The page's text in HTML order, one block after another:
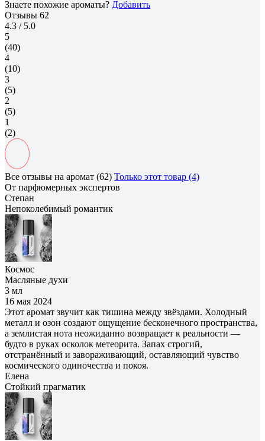
Знаете похожие ароматы? Добавить
Отзывы 62
4.3 / 5.0
5
(40)
4
(10)
3
(5)
2
(5)
1
(2)
Все отзывы на аромат (62) Только этот товар (4)
От парфюмерных экспертов
Степан
Непоколебимый романтик
Космос
Масляные духи
3 мл
16 мая 2024
Этот аромат звучит как тишина между звёздами. Холодный
металл и озон создают ощущение бесконечного пространства,
а землистая нота неожиданно возвращает к реальности —
будто в руках осколок метеорита. Запах строгий,
отстранённый и завораживающий, оставляющий чувство
космического одиночества и покоя.
Елена
Cтойкий прагматик